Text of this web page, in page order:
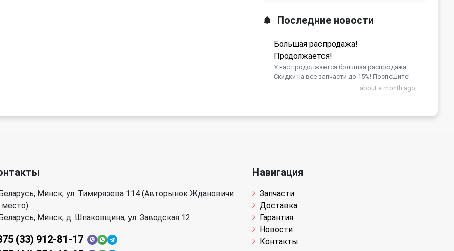
Последние новости
Большая распродажа!
Продолжается!
У нас продолжается большая распродажа!
Скидки на все запчасти до 15%! Поспешите!
about a month ago
Минск, ул. Тимирязева 114 (Авторынок Ждановичи
место)
Минск, д. Шпаковщина, ул. Заводская 12
(33) 912-81-17
Навигация
Запчасти
Доставка
Гарантия
Новости
Контакты